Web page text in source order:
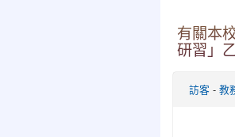
有關本
研習」
訪客 - 教